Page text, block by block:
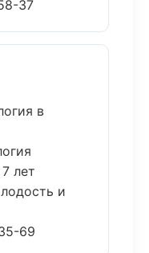
37
в
лет
и
69